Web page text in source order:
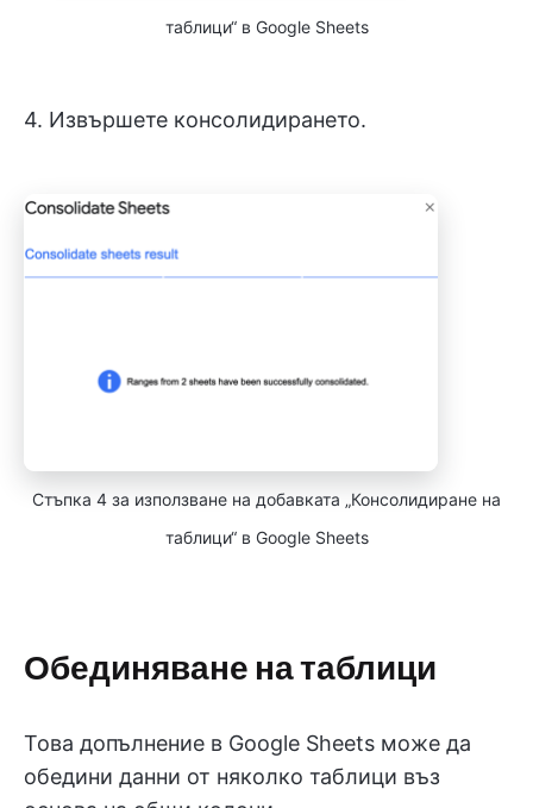
таблици“ в Google Sheets
4. Извършете консолидирането.
Стъпка 4 за използване на добавката „Консолидиране на
таблици“ в Google Sheets
Обединяване на таблици
Това допълнение в Google Sheets може да
обедини данни от няколко таблици въз